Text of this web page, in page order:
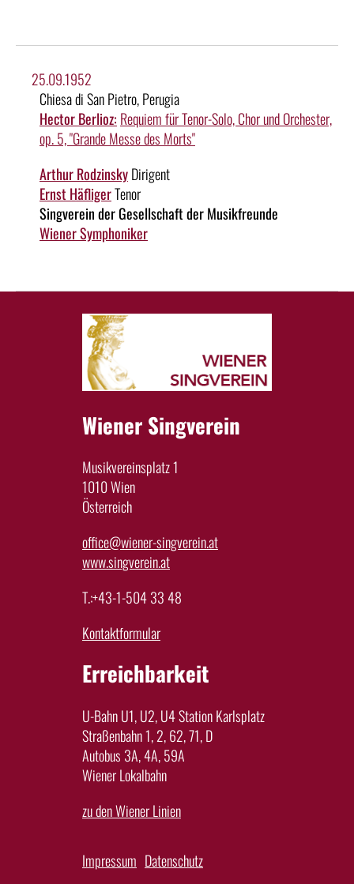
25.09.1952
Chiesa di San Pietro, Perugia
Hector Berlioz: Requiem für Tenor-Solo, Chor und Orchester,
op. 5, "Grande Messe des Morts"
Arthur RodzinskyDirigent
Ernst HäfligerTenor
Singverein der Gesellschaft der Musikfreunde
Wiener Symphoniker
Wiener Singverein
Musikvereinsplatz 1
1010 Wien
Österreich
office@wiener-singverein.at
www.singverein.at
T.:+43-1-504 33 48
Kontaktformular
Erreichbarkeit
U-Bahn U1, U2, U4 Station Karlsplatz
Straßenbahn 1, 2, 62, 71, D
Autobus 3A, 4A, 59A
Wiener Lokalbahn
zu den Wiener Linien
Impressum Datenschutz